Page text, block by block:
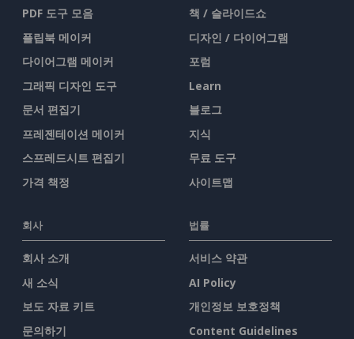
PDF 도구 모음
플립북 메이커
다이어그램 메이커
그래픽 디자인 도구
문서 편집기
프레젠테이션 메이커
스프레드시트 편집기
가격 책정
책 / 슬라이드쇼
디자인 / 다이어그램
포럼
Learn
블로그
지식
무료 도구
사이트맵
회사
회사 소개
새 소식
보도 자료 키트
문의하기
법률
서비스 약관
AI Policy
개인정보 보호정책
Content Guidelines